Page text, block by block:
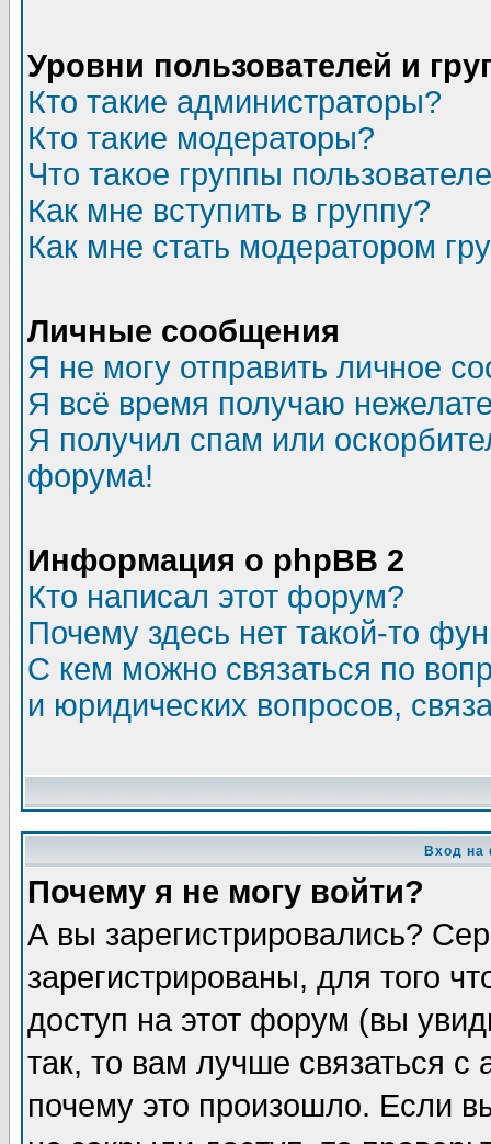
Уровни пользователей и
Кто такие администраторы?
Кто такие модераторы?
Что такое группы
Как мне вступить в группу?
Как мне стать модератором
Личные сообщения
Я не могу отправить личное
Я всё время получаю
Я получил спам или
форума!
Информация о phpBB 2
Кто написал этот форум?
Почему здесь нет такой-то
С кем можно связаться по
и юридических вопросов,
Вход на
Почему я не могу войти?
А вы зарегистрировались?
зарегистрированы, для того
доступ на этот форум (вы
так, то вам лучше связаться
почему это произошло. Если